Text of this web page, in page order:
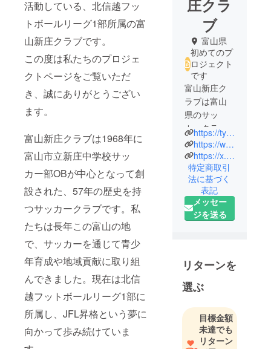
活動している、北信越フッ
トボールリーグ1部所属の富
山新庄クラブです。
この度は私たちのプロジェ
クトページをご覧いただ
き、誠にありがとうござい
ます。
富山新庄クラブは1968年に
富山市立新庄中学校サッ
カー部OBが中心となって創
設された、57年の歴史を持
つサッカークラブです。私
たちは長年この富山の地
で、サッカーを通じて青少
年育成や地域貢献に取り組
んできました。現在は北信
越フットボールリーグ1部に
所属し、JFL昇格という夢に
向かって歩み続けていま
庄クラ
ブ
富山県
初めてのプ
ロジェクト
です
富山新庄ク
ラブは富山
県のサッ
カークラブ
です。
1968年に創
設され、現
在は、社会
人チーム
（地域リー
グ1部）・女
グ）・U15
チーム（県
リーグ）で
ます！
https://tymshinjoclub.com/
https://www.instagram.com/shinjo_club/
https://x.com/tymshinjoclub
特定商取引
法に基づく
表記
メッセー
ジを送る
リターンを
選ぶ
目標金額
未達でも
リターン